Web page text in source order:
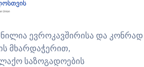
ევროკავშირისა და კონრად
მხარდაჭერით,
საზოგადოების